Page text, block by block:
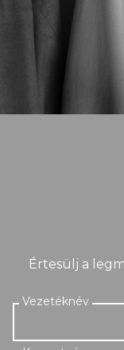
Értesülj a